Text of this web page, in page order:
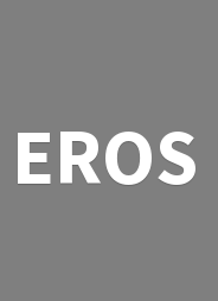
EROS